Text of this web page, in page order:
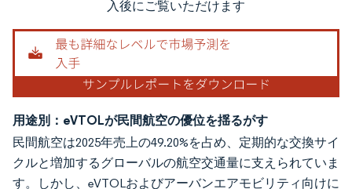
入後にご覧いただけます
用途別：eVTOLが民間航空の優位を揺るがす
民間航空は2025年売上の49.20%を占め、定期的な交換サイ
クルと増加するグローバルの航空交通量に支えられていま
す。しかし、eVTOLおよびアーバンエアモビリティ向けに